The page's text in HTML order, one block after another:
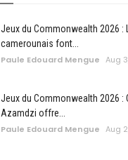
Jeux du Commonwealth 2026 :
camerounais font...
Paule Edouard Mengue Aug
Jeux du Commonwealth 2026 :
Azamdzi offre...
Paule Edouard Mengue Aug